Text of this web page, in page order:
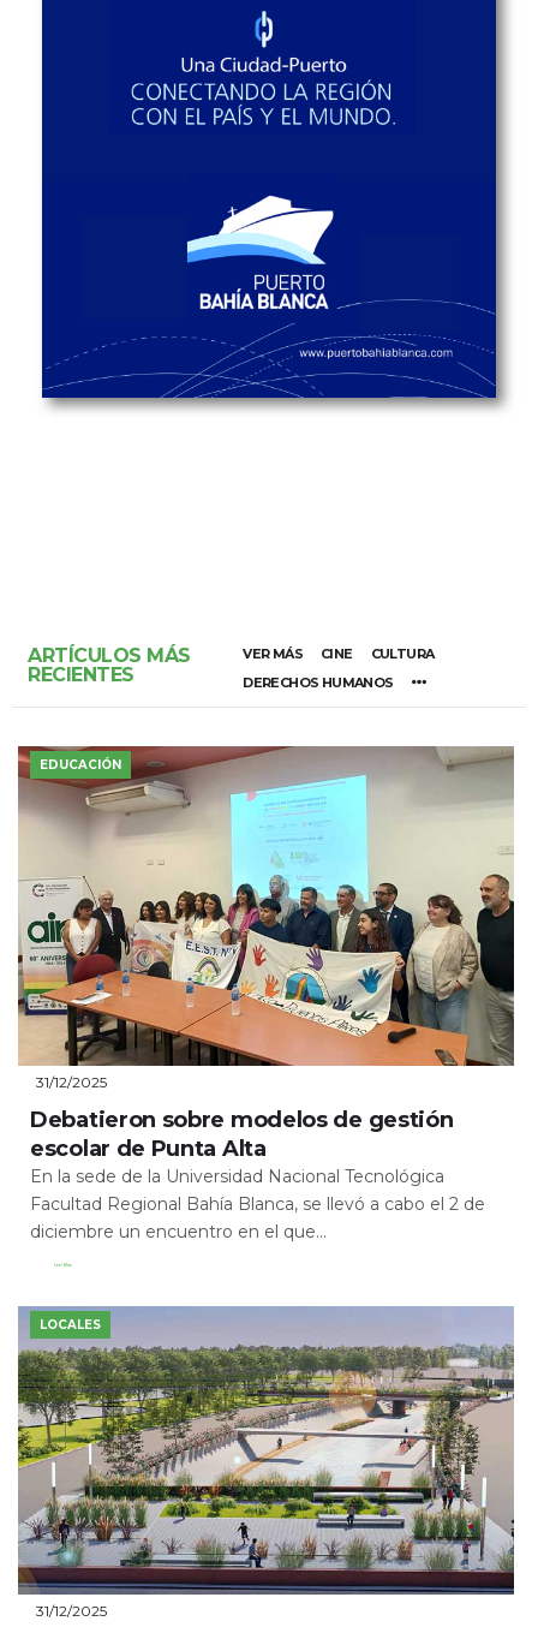
ARTÍCULOS MÁS
RECIENTES
VER MÁS CINE
CULTURA
DERECHOS HUMANOS
EDUCACIÓN
31/12/2025
Debatieron sobre modelos de gestión
escolar de Punta Alta
En la sede de la Universidad Nacional Tecnológica
Facultad Regional Bahía Blanca, se llevó a cabo el 2 de
diciembre un encuentro en el que...
Leer Más
LOCALES
31/12/2025